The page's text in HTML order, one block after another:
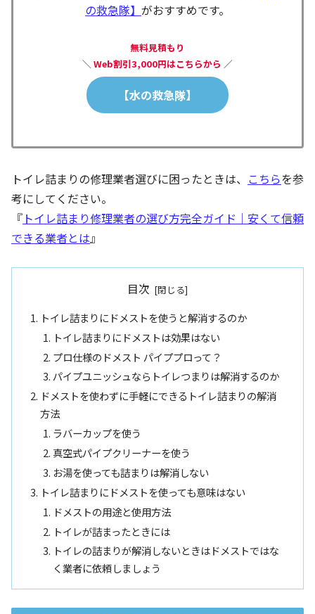
の救急隊】 がおすすめです。
無料見積もり
＼ Web割引3,000円はこちらから ／
【水の救急隊】
トイレ詰まりの修理業者選びに困ったときは、 こちらを参
考にしてください。
『 トイレ詰まり修理業者の選び方完全ガイド｜安くて信頼
できる業者とは』
目次
トイレ詰まりにドメストを使うと解消するのか
トイレ詰まりにドメストは効果はない
プロ仕様のドメスト パイププロって？
パイプユニッシュならトイレつまりは解消するのか
ドメストを使わずに手軽にできるトイレ詰まりの解消
方法
ラバーカップを使う
真空式パイプクリーナーを使う
お湯を使っても詰まりは解消しない
トイレ詰まりにドメストを使っても意味はない
ドメストの用途と使用方法
トイレが詰まったときには
トイレの詰まりが解消しないときはドメストではな
く業者に依頼しましょう